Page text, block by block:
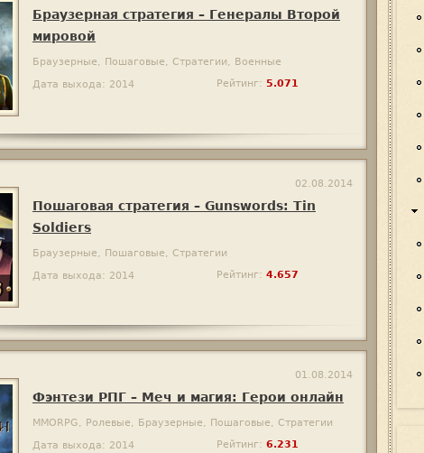
Браузерная стратегия – Генералы Второй
мировой
Браузерные, Пошаговые, Стратегии, Военные
Дата выхода: 2014
Рейтинг: 5.071
02.08.2014
Пошаговая стратегия – Gunswords: Tin
Soldiers
Браузерные, Пошаговые, Стратегии
Дата выхода: 2014
Рейтинг: 4.657
01.08.2014
Фэнтези РПГ – Меч и магия: Герои онлайн
MMORPG, Ролевые, Браузерные, Пошаговые, Стратегии
Дата выхода: 2014
Рейтинг: 6.231